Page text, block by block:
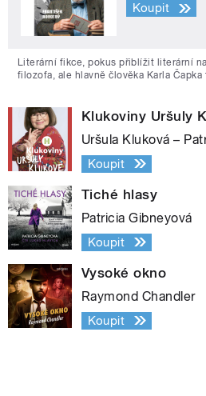
Koupit
Literární fikce, pokus přiblížit literární
filozofa, ale hlavně člověka Karla Čapka
Klukoviny Uršuly
Uršula Kluková –
Koupit
Tiché hlasy
Patricia Gibneyová
Koupit
Vysoké okno
Raymond Chandler
Koupit